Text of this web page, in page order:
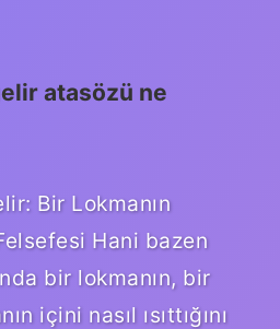
atasözü ne
Bir Lokmanın
Hani bazen
bir lokmanın, bir
içini nasıl ısıttığını